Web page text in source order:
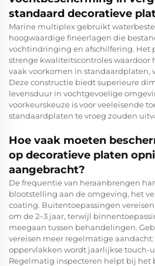
standaard decoratieve
Marine multiplex gebruikt
hoogwaardige fineerlagen die
vochtindringing en afschilfering. Het
strenge kwaliteitscontroles waardoor
vaak voorkomen in standaardplaten,
Deze constructie biedt superieure
levensduur in vochtgevoelige
voorkeurskeuze is voor veeleisende
standaardplaten te vroeg zouden
Hoe vaak moeten
op decoratieve platen
aangebracht?
De frequentie van heraanbrengen
blootstelling aan de omgeving, het
coating. Buitentoepassingen
om de 2–3 jaar, terwijl
meegaan tussen behandelingen.
vereisen meer regelmatige
oppervlakken wordt jaarlijkse touch-
Regelmatig inspecteren helpt bij het